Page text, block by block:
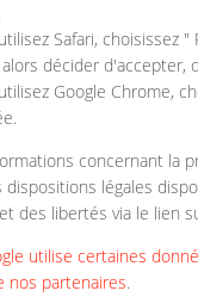
Safari, choisissez
décider d'accepter,
Google Chrome,
concernant la
légales
des libertés via le lien
utilise certaines
nos partenaires.